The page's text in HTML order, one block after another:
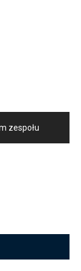
zespołu